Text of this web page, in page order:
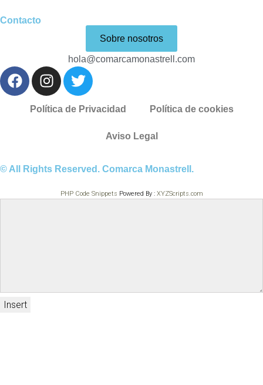
Contacto
Sobre nosotros
hola@comarcamonastrell.com
Política de Privacidad Política de cookies
Aviso Legal
© All Rights Reserved. Comarca Monastrell.
PHP Code Snippets Powered By : XYZScripts.com
Insert